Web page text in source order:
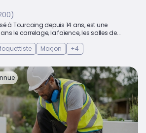
à Tourcoing depuis 14 ans, est une
le carrelage, la faïence, les salles de...
Maçon +4